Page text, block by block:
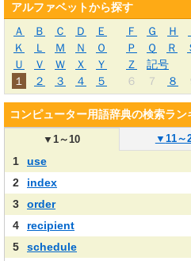
アルファベットから探す
Ａ
Ｂ Ｃ Ｄ Ｅ Ｆ Ｇ Ｈ
Ｋ
Ｌ Ｍ Ｎ Ｏ Ｐ Ｑ Ｒ
Ｕ
Ｖ Ｗ Ｘ Ｙ Ｚ
記号
１
２ ３ ４ ５ ６ ７ ８
コンピューター用語辞典の検索ラン
▼1～10 ▼ 11～
1
use
2
index
3
order
4
recipient
5
schedule